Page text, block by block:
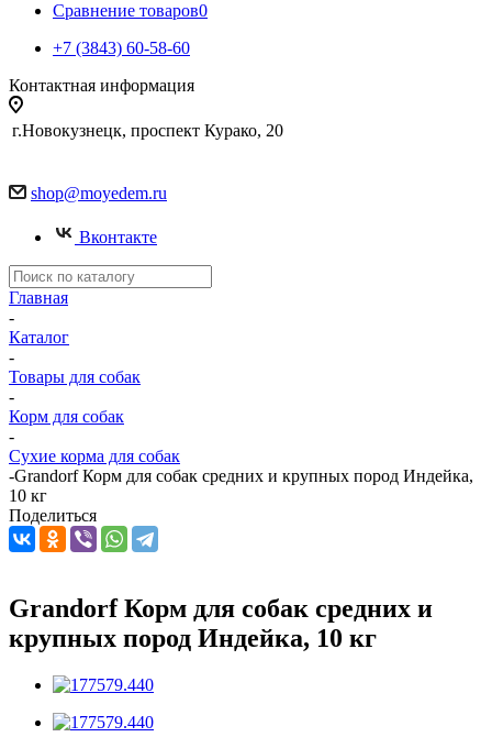
Сравнение товаров0
+7 (3843) 60-58-60
Контактная информация
г.Новокузнецк, проспект Курако, 20
shop@moyedem.ru
Вконтакте
Главная
-
Каталог
-
Товары для собак
-
Корм для собак
-
Сухие корма для собак
-Grandorf Корм для собак средних и крупных пород Индейка,
10 кг
Поделиться
Grandorf Корм для собак средних и
крупных пород Индейка, 10 кг